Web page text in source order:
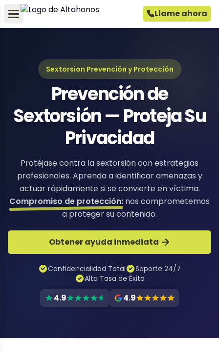
Llame ahora
Sextorsion Prevención y Protección
Prevención de
Sextorsión — Proteja Su
Privacidad
Protéjase contra la sextorsión con estrategias
profesionales. Aprenda a identificar amenazas y
actuar rápidamente si se convierte en víctima.
Compromiso de protección: nos comprometemos
a proteger su contenido.
Obtener ayuda inmediata
Confidencialidad Total
Soporte 24/7
Alta Tasa de Éxito
4.9 4.9